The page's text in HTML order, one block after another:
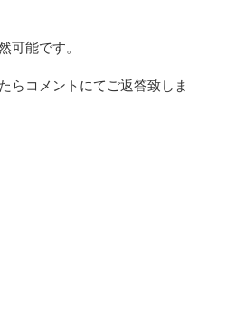
可能です。
らコメントにてご返答致しま